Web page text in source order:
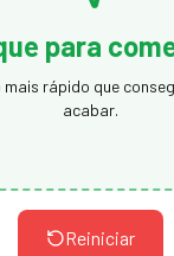
para
mais rápido que
acabar.
Reiniciar